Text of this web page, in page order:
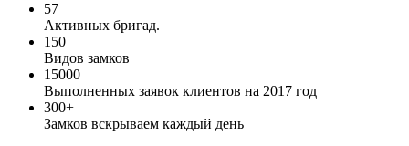
57
Активных бригад.
150
Видов замков
15000
Выполненных заявок клиентов на 2017 год
300+
Замков вскрываем каждый день